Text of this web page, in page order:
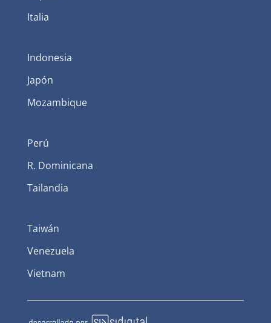
Italia
Indonesia
Japón
Mozambique
Perú
R. Dominicana
Tailandia
Taiwán
Venezuela
Vietnam